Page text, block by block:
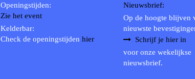
Openingstijden:
Zie het event
Kelderbar:
Check de openingstijden hier
Nieuwsbrief:
Op de hoogte blijven
nieuwste
Schrijf je hier in
voor onze wekelijkse
nieuwsbrief.